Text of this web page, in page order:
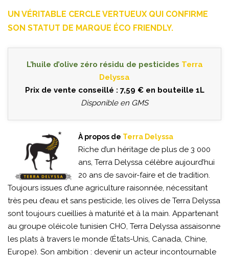
UN VÉRITABLE CERCLE VERTUEUX QUI CONFIRME
SON STATUT DE MARQUE ÉCO FRIENDLY.
L’huile d’olive zéro résidu de pesticides Terra
Delyssa
Prix de vente conseillé : 7,59 € en bouteille 1L
Disponible en GMS
À propos de Terra Delyssa
Riche d’un héritage de plus de 3 000
ans, Terra Delyssa célèbre aujourd’hui
20 ans de savoir-faire et de tradition.
Toujours issues d’une agriculture raisonnée, nécessitant
très peu d’eau et sans pesticide, les olives de Terra Delyssa
sont toujours cueillies à maturité et à la main. Appartenant
au groupe oléicole tunisien CHO, Terra Delyssa assaisonne
les plats à travers le monde (États-Unis, Canada, Chine,
Europe). Son ambition : devenir un acteur incontournable